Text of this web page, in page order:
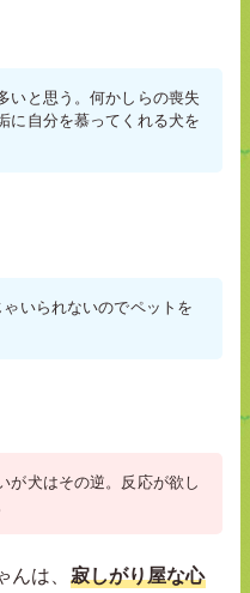
いと思う。何かしらの喪失
に自分を慕ってくれる犬を
いられないのでペットを
が犬はその逆。反応が欲し
は、 寂しがり屋な心